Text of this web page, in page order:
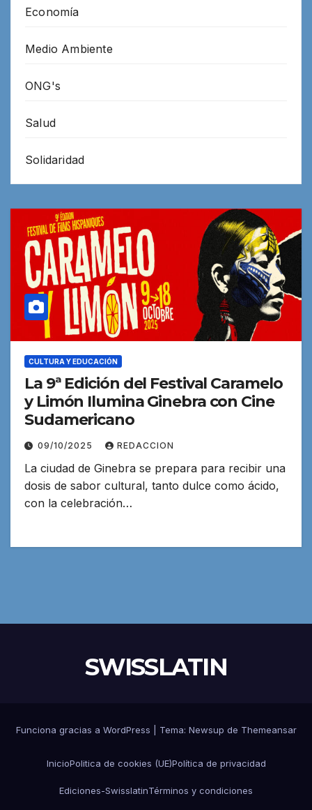
Economía
Medio Ambiente
ONG's
Salud
Solidaridad
CULTURA Y EDUCACIÓN
La 9ª Edición del Festival Caramelo
y Limón Ilumina Ginebra con Cine
Sudamericano
09/10/2025 REDACCION
La ciudad de Ginebra se prepara para recibir una
dosis de sabor cultural, tanto dulce como ácido,
con la celebración…
SWISSLATIN
Funciona gracias a WordPress Tema: Newsup de Themeansar
InicioPolitica de cookies (UE)Política de privacidad
Ediciones-SwisslatinTérminos y condiciones